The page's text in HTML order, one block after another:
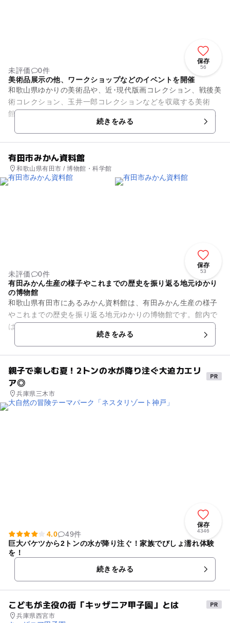
保存
56
未評価
0件
美術品展示の他、ワークショップなどのイベントを開催
和歌山県ゆかりの美術品や、近･現代版画コレクション、戦後美
術コレクション、玉井一郎コレクションなどを収蔵する美術
館。和歌山城天守閣を臨む緑豊かな敷地内は、人々の憩いの場
としても人気のスポットとな...続きをみる
有田市みかん資料館
和歌山県有田市 / 博物館・科学館
保存
53
未評価
0件
有田みかん生産の様子やこれまでの歴史を振り返る地元ゆかり
の博物館
和歌山県有田市にあるみかん資料館は、有田みかん生産の様子
やこれまでの歴史を振り返る地元ゆかりの博物館です。館内で
は江戸時代のみかん出荷の様子がわかる展示などが公開されて
います。また、柑橘栽培の歴...続きをみる
親子で楽しむ夏！2トンの水が降り注ぐ大迫力エリ
ア◎
兵庫県三木市
保存
4346
4.0
49件
巨大バケツから2トンの水が降り注ぐ！家族でびしょ濡れ体験
を！
続きをみる
こどもが主役の街「キッザニア甲子園」とは
兵庫県西宮市